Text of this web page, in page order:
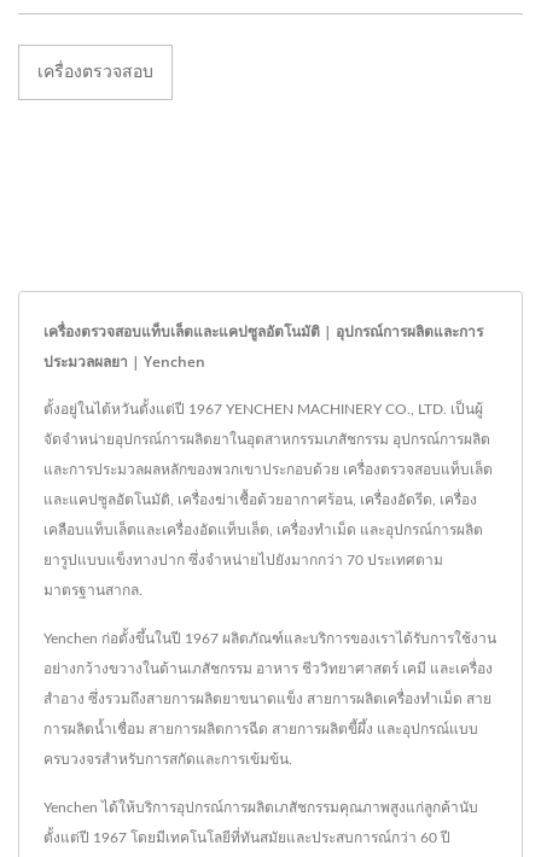
เครื่องตรวจสอบ
เครื่องตรวจสอบแท็บเล็ตและแคปซูลอัตโนมัติ | อุปกรณ์การผลิตและการ
ประมวลผลยา | Yenchen
ตั้งอยู่ในไต้หวันตั้งแต่ปี 1967 YENCHEN MACHINERY CO., LTD. เป็นผู้
จัดจำหน่ายอุปกรณ์การผลิตยาในอุตสาหกรรมเภสัชกรรม อุปกรณ์การผลิต
และการประมวลผลหลักของพวกเขาประกอบด้วย เครื่องตรวจสอบแท็บเล็ต
และแคปซูลอัตโนมัติ, เครื่องฆ่าเชื้อด้วยอากาศร้อน, เครื่องอัดรีด, เครื่อง
เคลือบแท็บเล็ตและเครื่องอัดแท็บเล็ต, เครื่องทำเม็ด และอุปกรณ์การผลิต
ยารูปแบบแข็งทางปาก ซึ่งจำหน่ายไปยังมากกว่า 70 ประเทศตาม
มาตรฐานสากล.
Yenchen ก่อตั้งขึ้นในปี 1967 ผลิตภัณฑ์และบริการของเราได้รับการใช้งาน
อย่างกว้างขวางในด้านเภสัชกรรม อาหาร ชีววิทยาศาสตร์ เคมี และเครื่อง
สำอาง ซึ่งรวมถึงสายการผลิตยาขนาดแข็ง สายการผลิตเครื่องทำเม็ด สาย
การผลิตน้ำเชื่อม สายการผลิตการฉีด สายการผลิตขี้ผึ้ง และอุปกรณ์แบบ
ครบวงจรสำหรับการสกัดและการเข้มข้น.
Yenchen ได้ให้บริการอุปกรณ์การผลิตเภสัชกรรมคุณภาพสูงแก่ลูกค้านับ
ตั้งแต่ปี 1967 โดยมีเทคโนโลยีที่ทันสมัยและประสบการณ์กว่า 60 ปี